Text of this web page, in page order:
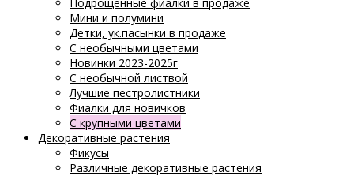
Мини и полумини
Детки, ук.пасынки в продаже
С необычными цветами
Новинки 2023-2025г
С необычной листвой
Лучшие пестролистники
Фиалки для новичков
С крупными цветами
Декоративные растения
Фикусы
Различные декоративные растения